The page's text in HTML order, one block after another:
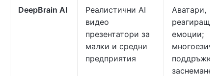
DeepBrain AI
Реалистични AI
видео
презентатори за
малки и средни
предприятия
Аватари,
реагиращи
емоции;
поддръжка;
заснемане